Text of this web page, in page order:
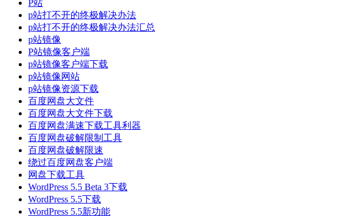
P站
p站打不开的终极解决办法
p站打不开的终极解决办法汇总
p站镜像
P站镜像客户端
p站镜像客户端下载
p站镜像网站
p站镜像资源下载
百度网盘大文件
百度网盘大文件下载
百度网盘满速下载工具利器
百度网盘破解限制工具
百度网盘破解限速
绕过百度网盘客户端
网盘下载工具
WordPress 5.5 Beta 3下载
WordPress 5.5下载
WordPress 5.5新功能